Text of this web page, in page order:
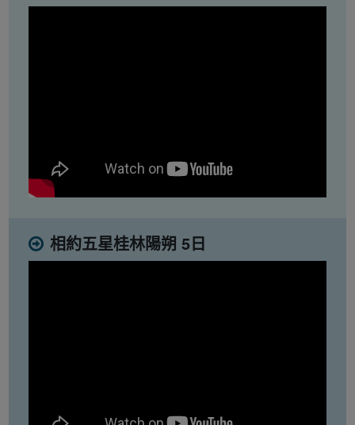
相約五星桂林陽朔 5日